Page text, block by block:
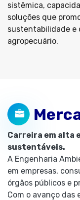
sistêmica,
soluções que
sustentabilidade e
agropecuário.
Carreira em alta
sustentáveis.
A Engenharia
em empresas,
órgãos públicos e
Com o avanço das